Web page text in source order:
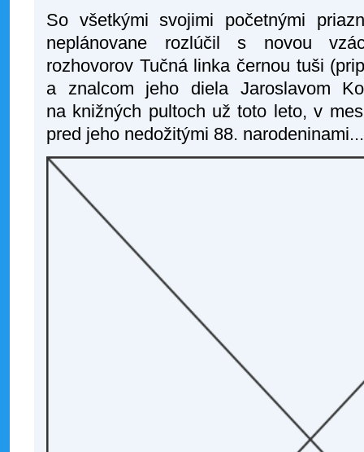
So všetkými svojimi početnými
neplánovane rozlúčil s novou
rozhovorov Tučná linka černou tuši
a znalcom jeho diela Jaroslavom
na knižných pultoch už toto leto, v
pred jeho nedožitými 88. narodeninami...